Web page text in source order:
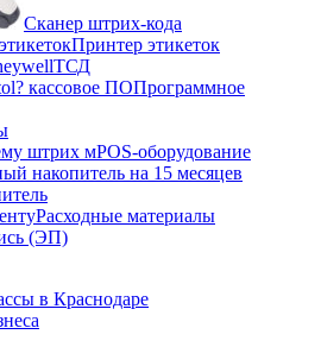
Сканер штрих-кода
Принтер этикеток
ТСД
Программное
POS-оборудование
Расходные материалы
(ЭП)
в Краснодаре